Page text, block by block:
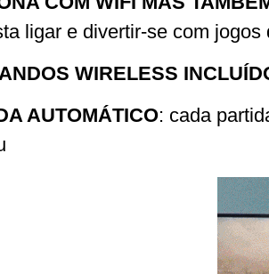
ligar e divertir-se com
WIRELESS
AUTOMÁTICO: cada